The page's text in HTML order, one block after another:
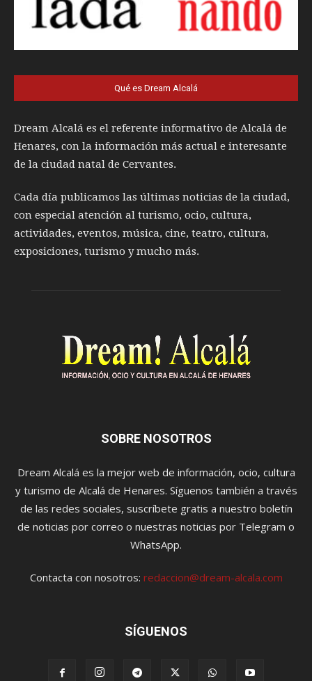
Qué es Dream Alcalá
Dream Alcalá es el referente informativo de Alcalá de
Henares, con la información más actual e interesante
de la ciudad natal de Cervantes.
Cada día publicamos las últimas noticias de la ciudad,
con especial atención al turismo, ocio, cultura,
actividades, eventos, música, cine, teatro, cultura,
exposiciones, turismo y mucho más.
SOBRE NOSOTROS
Dream Alcalá es la mejor web de información, ocio, cultura
y turismo de Alcalá de Henares. Síguenos también a través
de las redes sociales, suscríbete gratis a nuestro boletín
de noticias por correo o nuestras noticias por Telegram o
WhatsApp.
Contacta con nosotros: redaccion@dream-alcala.com
SÍGUENOS